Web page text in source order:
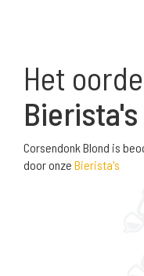
Het
Bierista's
Corsendonk Blond is
door onze Bierista's